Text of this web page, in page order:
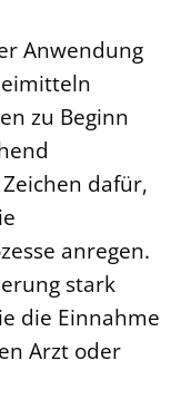
Anwendung
zu Beginn
dafür,
anregen.
stark
die Einnahme
Arzt oder